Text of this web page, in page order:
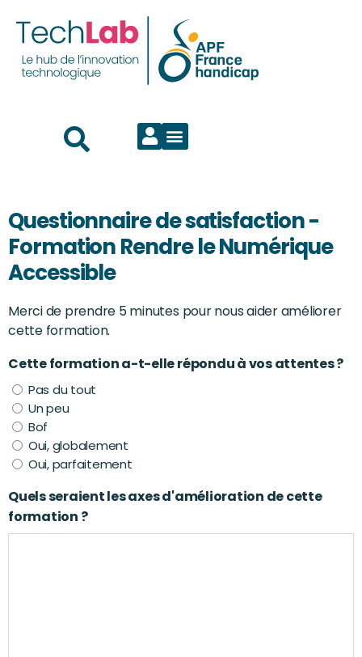
Questionnaire de satisfaction -
Formation Rendre le Numérique
Accessible
Merci de prendre 5 minutes pour nous aider améliorer
cette formation.
Cette formation a-t-elle répondu à vos attentes ?
Pas du tout
Un peu
Bof
Oui, globalement
Oui, parfaitement
Quels seraient les axes d'amélioration de cette
formation ?